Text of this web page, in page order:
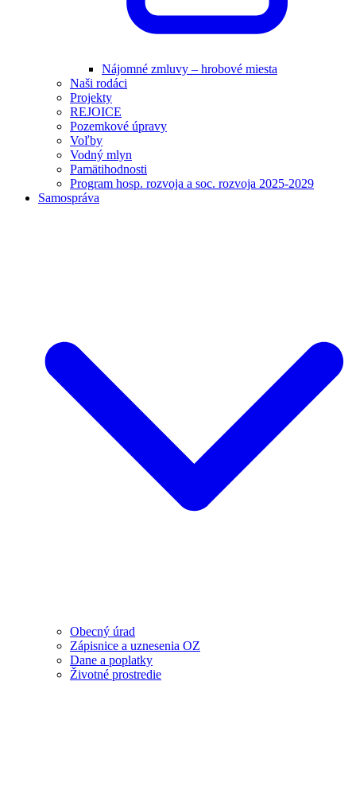
Nájomné zmluvy – hrobové miesta
Naši rodáci
Projekty
REJOICE
Pozemkové úpravy
Voľby
Vodný mlyn
Pamätihodnosti
Program hosp. rozvoja a soc. rozvoja 2025-2029
Samospráva
Obecný úrad
Zápisnice a uznesenia OZ
Dane a poplatky
Životné prostredie